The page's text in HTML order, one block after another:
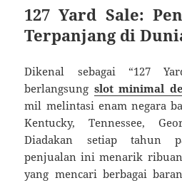
127 Yard Sale:
Terpanjang di
Dikenal sebagai “127
berlangsung slot minimal
mil melintasi enam negara
Kentucky, Tennessee,
Diadakan setiap tahun
penjualan ini menarik
yang mencari berbagai